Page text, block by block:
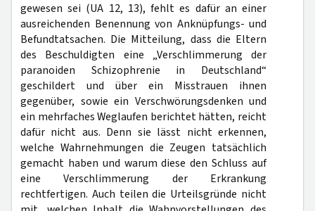
gewesen sei (UA 12, 13), fehlt es dafür an einer
ausreichenden Benennung von Anknüpfungs- und
Befundtatsachen. Die Mitteilung, dass die Eltern
des Beschuldigten eine „Verschlimmerung der
paranoiden Schizophrenie in Deutschland“
geschildert und über ein Misstrauen ihnen
gegenüber, sowie ein Verschwörungsdenken und
ein mehrfaches Weglaufen berichtet hätten, reicht
dafür nicht aus. Denn sie lässt nicht erkennen,
welche Wahrnehmungen die Zeugen tatsächlich
gemacht haben und warum diese den Schluss auf
eine Verschlimmerung der Erkrankung
rechtfertigen. Auch teilen die Urteilsgründe nicht